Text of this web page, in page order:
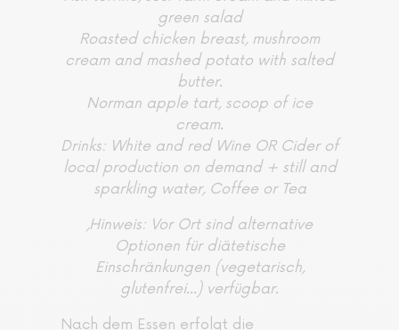
green salad
Roasted chicken breast, mushroom
cream and mashed potato with salted
butter.
Norman apple tart, scoop of ice
cream.
Drinks: White and red Wine OR Cider of
local production on demand + still and
sparkling water, Coffee or Tea
,Hinweis: Vor Ort sind alternative
Optionen für diätetische
Einschränkungen (vegetarisch,
glutenfrei...) verfügbar.
Nach dem Essen erfolgt die